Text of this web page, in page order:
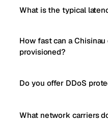
What is the typical
How fast can a
provisioned?
Do you offer DDoS
What network carriers